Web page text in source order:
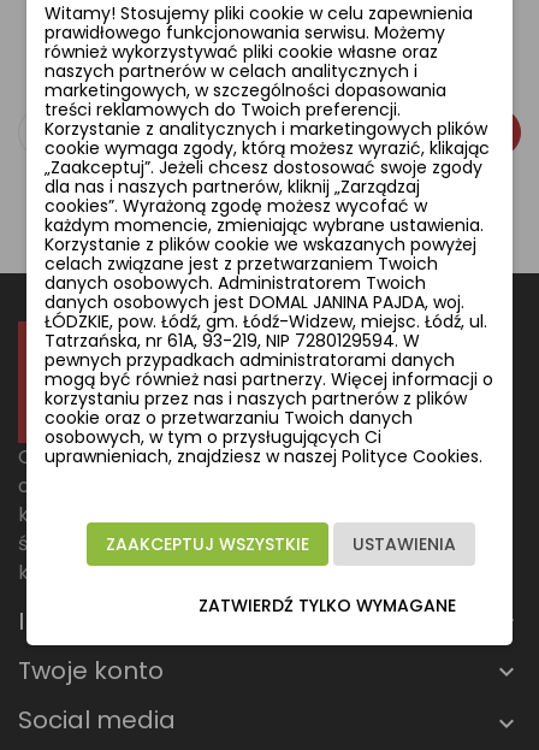
Bądźcie czujni! W tym miejscu zostanie
wyświetlonych więcej produktów w miarę ich
dodawania.
Odkryj stylowe rozwiązania oświetleniowe, które
odmienią każde wnętrze. Niezależnie, czy szukasz
klimatycznej lampy do salonu, funkcjonalnego
światła do biura, czy designerskiego oświetlenia do
kuchni – u nas znajdziesz to, czego potrzebujesz.
Informacje
Twoje konto
Social media
Witamy! Stosujemy pliki cookie w celu zapewnienia
prawidłowego funkcjonowania serwisu. Możemy
również wykorzystywać pliki cookie własne oraz
naszych partnerów w celach analitycznych i
marketingowych, w szczególności dopasowania
treści reklamowych do Twoich preferencji.
Korzystanie z analitycznych i marketingowych plików
cookie wymaga zgody, którą możesz wyrazić, klikając
„Zaakceptuj”. Jeżeli chcesz dostosować swoje zgody
dla nas i naszych partnerów, kliknij „Zarządzaj
cookies”. Wyrażoną zgodę możesz wycofać w
każdym momencie, zmieniając wybrane ustawienia.
Korzystanie z plików cookie we wskazanych powyżej
celach związane jest z przetwarzaniem Twoich
danych osobowych. Administratorem Twoich
danych osobowych jest DOMAL JANINA PAJDA, woj.
ŁÓDZKIE, pow. Łódź, gm. Łódź-Widzew, miejsc. Łódź, ul.
Tatrzańska, nr 61A, 93-219, NIP 7280129594. W
pewnych przypadkach administratorami danych
mogą być również nasi partnerzy. Więcej informacji o
korzystaniu przez nas i naszych partnerów z plików
cookie oraz o przetwarzaniu Twoich danych
osobowych, w tym o przysługujących Ci
uprawnieniach, znajdziesz w naszej Polityce Cookies.
USTAWIENIA
ZAAKCEPTUJ WSZYSTKIE
ZATWIERDŹ TYLKO WYMAGANE